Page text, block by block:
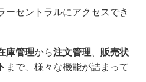
ーセントラルにアクセスでき
庫管理から注文管理
販売状
まで、様々な機能が詰まって